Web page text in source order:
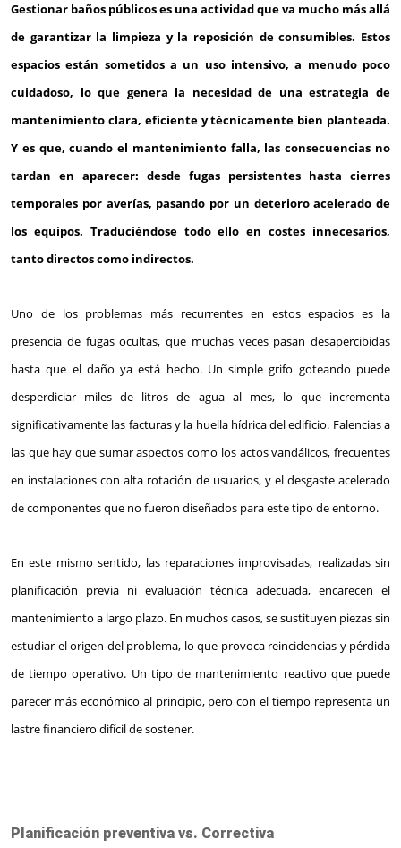
Gestionar baños públicos es una actividad que va mucho más allá
de garantizar la limpieza y la reposición de consumibles. Estos
espacios están sometidos a un uso intensivo, a menudo poco
cuidadoso, lo que genera la necesidad de una estrategia de
mantenimiento clara, eficiente y técnicamente bien planteada.
Y es que, cuando el mantenimiento falla, las consecuencias no
tardan en aparecer: desde fugas persistentes hasta cierres
temporales por averías, pasando por un deterioro acelerado de
los equipos. Traduciéndose todo ello en costes innecesarios,
tanto directos como indirectos.
Uno de los problemas más recurrentes en estos espacios es la
presencia de fugas ocultas, que muchas veces pasan desapercibidas
hasta que el daño ya está hecho. Un simple grifo goteando puede
desperdiciar miles de litros de agua al mes, lo que incrementa
significativamente las facturas y la huella hídrica del edificio. Falencias a
las que hay que sumar aspectos como los actos vandálicos, frecuentes
en instalaciones con alta rotación de usuarios, y el desgaste acelerado
de componentes que no fueron diseñados para este tipo de entorno.
En este mismo sentido, las reparaciones improvisadas, realizadas sin
planificación previa ni evaluación técnica adecuada, encarecen el
mantenimiento a largo plazo. En muchos casos, se sustituyen piezas sin
estudiar el origen del problema, lo que provoca reincidencias y pérdida
de tiempo operativo. Un tipo de mantenimiento reactivo que puede
parecer más económico al principio, pero con el tiempo representa un
lastre financiero difícil de sostener.
Planificación preventiva vs. Correctiva